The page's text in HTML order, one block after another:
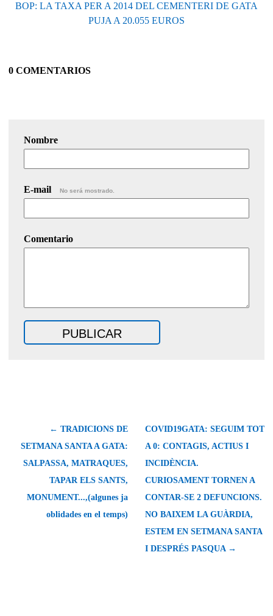
BOP: LA TAXA PER A 2014 DEL CEMENTERI DE GATA
PUJA A 20.055 EUROS
0 COMENTARIOS
Nombre
E-mail No será mostrado.
Comentario
← TRADICIONS DE
SETMANA SANTA A GATA:
SALPASSA, MATRAQUES,
TAPAR ELS SANTS,
MONUMENT...,(algunes ja
oblidades en el temps)
COVID19GATA: SEGUIM TOT
A 0: CONTAGIS, ACTIUS I
INCIDÈNCIA.
CURIOSAMENT TORNEN A
CONTAR-SE 2 DEFUNCIONS.
NO BAIXEM LA GUÀRDIA,
ESTEM EN SETMANA SANTA
I DESPRÉS PASQUA →